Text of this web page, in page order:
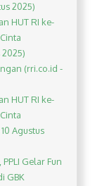
2025)
HUT RI ke-
(rri.co.id -
HUT RI ke-
Agustus
Gelar Fun
GBK